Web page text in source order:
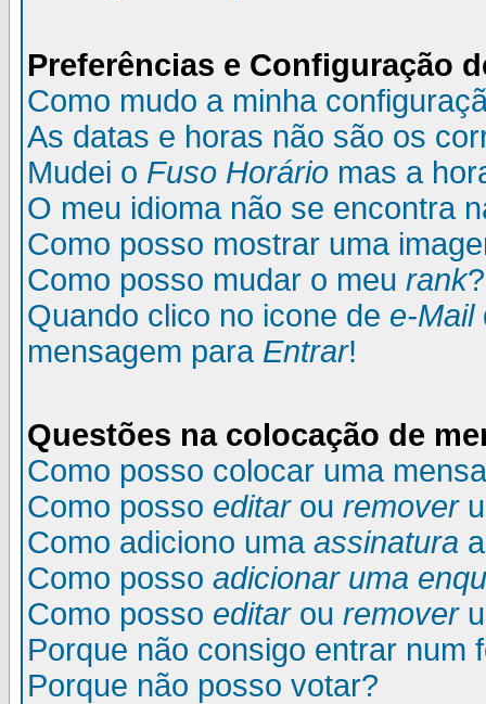
Preferências e Configuração
Como mudo a minha
As datas e horas não são os
Mudei o Fuso Horário mas a
O meu idioma não se encontra
Como posso mostrar uma
Como posso mudar o meu rank?
Quando clico no icone de e-Mail
mensagem para Entrar!
Questões na colocação de
Como posso colocar uma
Como posso editarou remover
Como adiciono uma assinatura
Como posso adicionar uma
Como posso editarou remover
Porque não consigo entrar num
Porque não posso votar?